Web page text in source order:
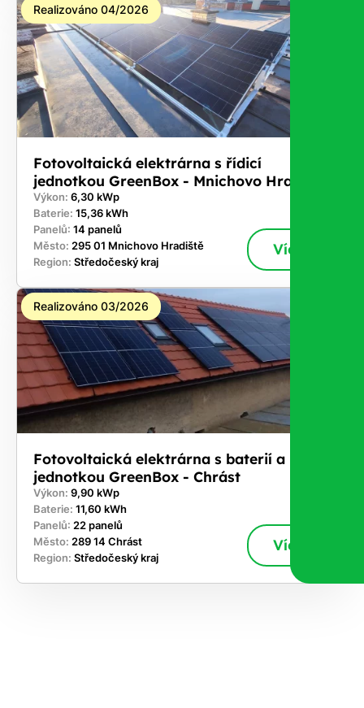
Realizováno 04/2026
Fotovoltaická elektrárna s řídicí
jednotkou GreenBox - Mnichovo Hradiště
Výkon: 6,30 kWp
Baterie: 15,36 kWh
Panelů: 14 panelů
Město: 295 01 Mnichovo Hradiště
Region: Středočeský kraj
Více
Realizováno 03/2026
Fotovoltaická elektrárna s baterií a řídicí
jednotkou GreenBox - Chrást
Výkon: 9,90 kWp
Baterie: 11,60 kWh
Panelů: 22 panelů
Město: 289 14 Chrást
Region: Středočeský kraj
Více